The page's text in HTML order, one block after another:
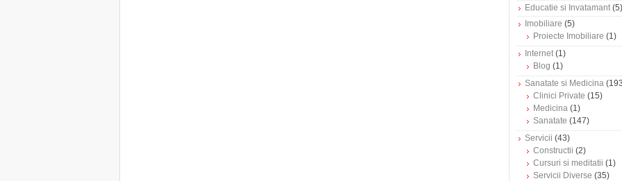
Educatie si Invatamant(5)
Imobiliare (5)
Proiecte Imobiliare (1)
Internet(1)
Blog (1)
Sanatate si Medicina
Clinici Private (15)
Medicina (1)
Sanatate (147)
Servicii (43)
Constructii (2)
Cursuri si meditatii (1)
Servicii Diverse (35)